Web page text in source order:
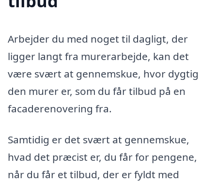
Arbejder du med noget til dagligt, der
ligger langt fra murerarbejde, kan det
være svært at gennemskue, hvor dygtig
den murer er, som du får tilbud på en
facaderenovering fra.
Samtidig er det svært at gennemskue,
hvad det præcist er, du får for pengene,
når du får et tilbud, der er fyldt med